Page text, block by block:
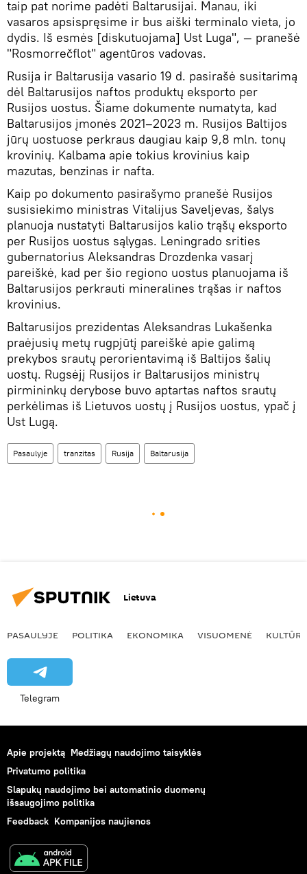
taip pat norime padėti Baltarusijai. Manau, iki
vasaros apsispręsime ir bus aiški terminalo vieta, jo
dydis. Iš esmės [diskutuojama] Ust Luga", — pranešė
"Rosmorrečflot" agentūros vadovas.
Rusija ir Baltarusija vasario 19 d. pasirašė susitarimą
dėl Baltarusijos naftos produktų eksporto per
Rusijos uostus. Šiame dokumente numatyta, kad
Baltarusijos įmonės 2021–2023 m. Rusijos Baltijos
jūrų uostuose perkraus daugiau kaip 9,8 mln. tonų
krovinių. Kalbama apie tokius krovinius kaip
mazutas, benzinas ir nafta.
Kaip po dokumento pasirašymo pranešė Rusijos
susisiekimo ministras Vitalijus Saveljevas, šalys
planuoja nustatyti Baltarusijos kalio trąšų eksporto
per Rusijos uostus sąlygas. Leningrado srities
gubernatorius Aleksandras Drozdenka vasarį
pareiškė, kad per šio regiono uostus planuojama iš
Baltarusijos perkrauti mineralines trąšas ir naftos
krovinius.
Baltarusijos prezidentas Aleksandras Lukašenka
praėjusių metų rugpjūtį pareiškė apie galimą
prekybos srautų perorientavimą iš Baltijos šalių
uostų. Rugsėjį Rusijos ir Baltarusijos ministrų
pirmininkų derybose buvo aptartas naftos srautų
perkėlimas iš Lietuvos uostų į Rusijos uostus, ypač į
Ust Lugą.
Pasaulyje tranzitas Rusija Baltarusija
Lietuva
PASAULYJE POLITIKA EKONOMIKA VISUOMENĖ KULTŪRA
Telegram
Apie projektą Medžiagų naudojimo taisyklės
Privatumo politika
Slapukų naudojimo bei automatinio duomenų
išsaugojimo politika
Feedback Kompanijos naujienos